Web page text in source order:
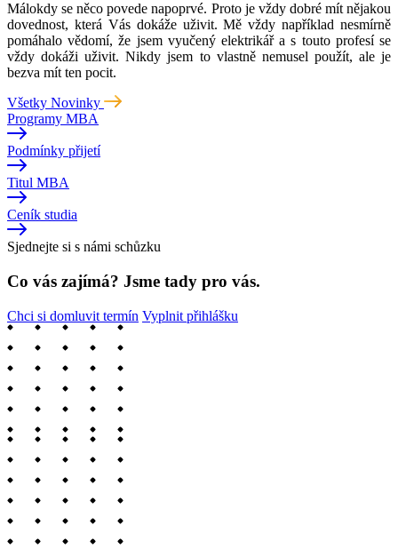
Málokdy se něco povede napoprvé. Proto je vždy dobré mít nějakou
dovednost, která Vás dokáže uživit. Mě vždy například nesmírně
pomáhalo vědomí, že jsem vyučený elektrikář a s touto profesí se
vždy dokáži uživit. Nikdy jsem to vlastně nemusel použít, ale je
bezva mít ten pocit.
Všetky Novinky
Programy MBA
Podmínky přijetí
Titul MBA
Ceník studia
Sjednejte si s námi schůzku
Co vás zajímá? Jsme tady pro vás.
Chci si domluvit termín Vyplnit přihlášku